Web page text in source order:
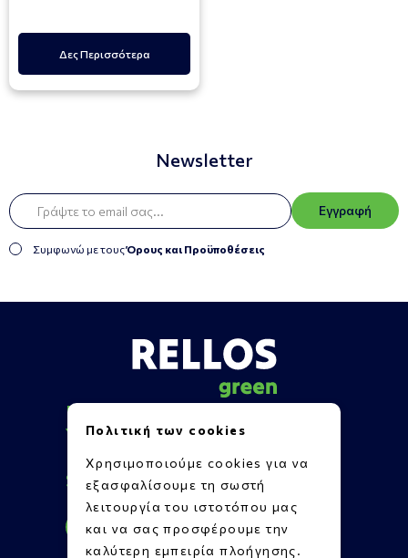
Δες Περισσότερα
Newsletter
Εγγραφή
Συμφωνώ με τουςΌρους και Προϋποθέσεις
Πληροφορίες
Υποστήριξη
Επικοινωνία
Social Media
Πολιτική των cookies
Χρησιμοποιούμε cookies για να
εξασφαλίσουμε τη σωστή
λειτουργία του ιστοτόπου μας
και να σας προσφέρουμε την
καλύτερη εμπειρία πλοήγησης.